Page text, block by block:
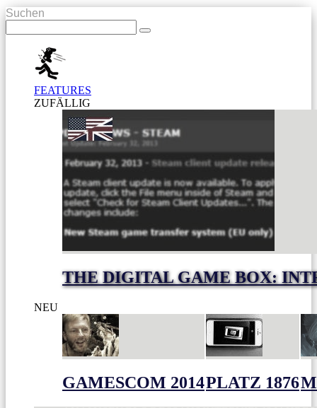
Suchen
FEATURES
ZUFÄLLIG
THE DIGITAL GAME BOX:
NEU
GAMESCOM 2014PLATZ 1876